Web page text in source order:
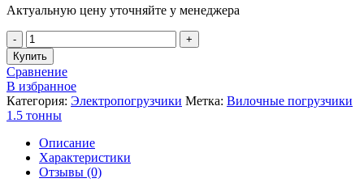
Актуальную цену уточняйте у менеджера
Купить
Сравнение
В избранное
Категория: Электропогрузчики Метка: Вилочные погрузчики
1.5 тонны
Описание
Характеристики
Отзывы (0)